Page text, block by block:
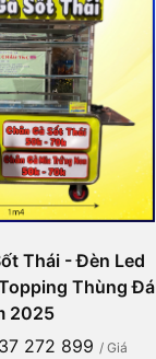
Thái - Đèn Led
Thùng Đá
2025
272 899 / Giá